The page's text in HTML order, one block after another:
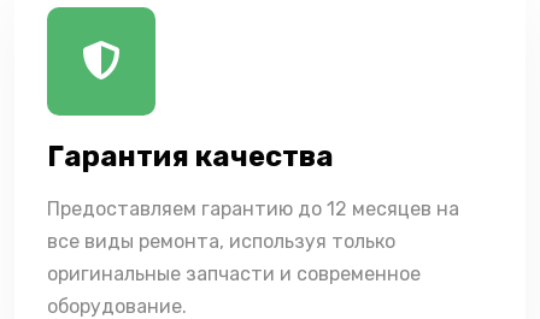
Гарантия качества
Предоставляем гарантию до 12 месяцев на
все виды ремонта, используя только
оригинальные запчасти и современное
оборудование.